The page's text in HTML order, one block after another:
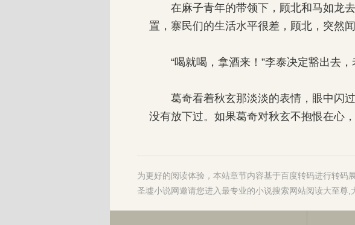
在麻子青年的带领下，顾北和马如龙去
置，寨民们的生活水平很差，顾北，突然
“喝就喝，拿酒来！”李泰决定豁出去，
葛奇看着秋玄那淡淡的表情，眼中闪过
没有放下过。如果葛奇对秋玄不抱恨在心
为更好的阅读体验，本站章节内容基于百度转码进行转码
圣墟小说网邀请您进入最专业的小说搜索网站阅读大至尊